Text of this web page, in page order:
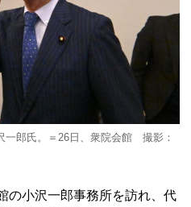
一郎氏。＝26日、衆院会館 撮影：
の小沢一郎事務所を訪れ、代